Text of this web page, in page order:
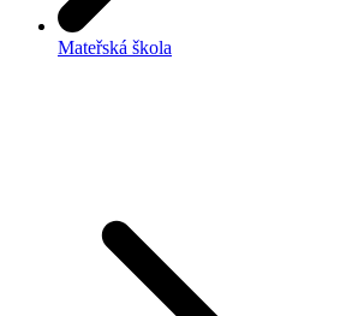
Mateřská škola